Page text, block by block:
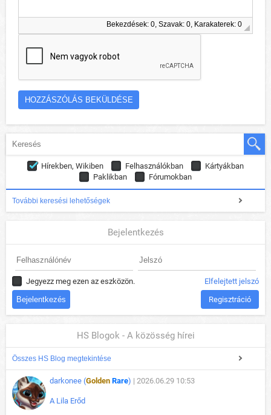
Bekezdések: 0, Szavak: 0, Karakaterek: 0
Hírekben, Wikiben Felhasználókban
Kártyákban
Paklikban
Fórumokban
További keresési lehetőségek
Bejelentkezés
Jegyezz meg ezen az eszközön. Elfelejtett jelszó
Regisztráció
HS Blogok - A közösség hírei
Összes HS Blog megtekintése
darkonee (Golden Rare) | 2026.06.29 10:53
A Lila Erőd